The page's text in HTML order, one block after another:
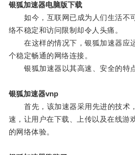
银狐加速器电脑版下载
如今，互联网已成为人们生活不
络不稳定和访问限制却令人头痛。
在这样的情况下，银狐加速器应
个稳定畅通的网络连接。
银狐加速器以其高速、安全的特点
银狐加速器vnp
首先，该加速器采用先进的技术
速，让用户在下载、上传以及在线游
的网络体验。